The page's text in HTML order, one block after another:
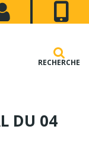
FacebookLinkedin
RECHERCHE
DU 04